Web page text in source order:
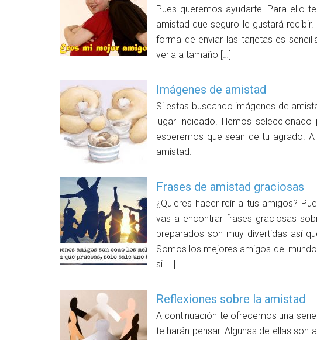
Pues queremos ayudarte. Para ello
amistad que seguro le gustará
forma de enviar las tarjetas es
verla a tamaño […]
Imágenes de amistad
Si estas buscando imágenes de
lugar indicado. Hemos
esperemos que sean de tu agrado.
amistad.
Frases de amistad graciosas
¿Quieres hacer reír a tus amigos?
vas a encontrar frases graciosas
preparados son muy divertidas así
Somos los mejores amigos del
si […]
Reflexiones sobre la amistad
A continuación te ofrecemos una
te harán pensar. Algunas de ellas son